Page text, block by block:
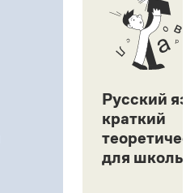
Русский
краткий
для